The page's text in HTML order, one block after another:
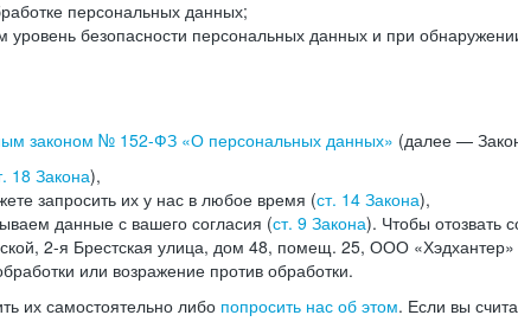
персональных данных;
безопасности персональных данных и при
законом № 152-ФЗ «О персональных данных» (далее —
18 Закона),
запросить их у нас в любое время (ст. 14 Закона),
данные с вашего согласия (ст. 9 Закона). Чтобы отозвать
2-я Брестская улица, дом 48, помещ. 25, ООО
или возражение против обработки.
их самостоятельно либо попросить нас об этом. Если вы